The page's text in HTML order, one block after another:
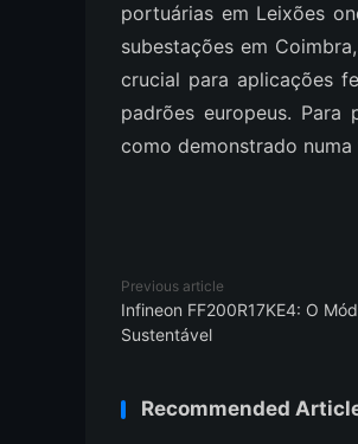
portuárias em Leixões
subestações em
crucial para aplicações
padrões europeus.
como demonstrado
Previous article
Infineon FF200R17KE4: O
Sustentável
Recommended